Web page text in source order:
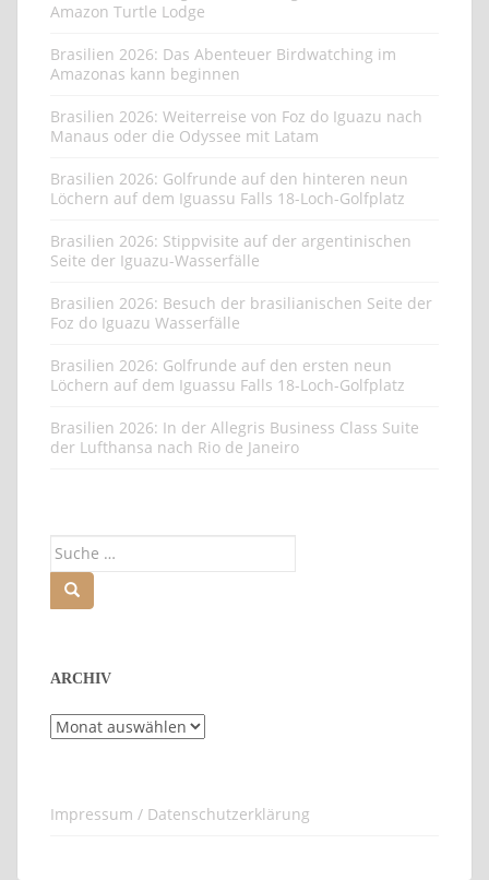
Amazon Turtle Lodge
Brasilien 2026: Das Abenteuer Birdwatching im
Amazonas kann beginnen
Brasilien 2026: Weiterreise von Foz do Iguazu nach
Manaus oder die Odyssee mit Latam
Brasilien 2026: Golfrunde auf den hinteren neun
Löchern auf dem Iguassu Falls 18-Loch-Golfplatz
Brasilien 2026: Stippvisite auf der argentinischen
Seite der Iguazu-Wasserfälle
Brasilien 2026: Besuch der brasilianischen Seite der
Foz do Iguazu Wasserfälle
Brasilien 2026: Golfrunde auf den ersten neun
Löchern auf dem Iguassu Falls 18-Loch-Golfplatz
Brasilien 2026: In der Allegris Business Class Suite
der Lufthansa nach Rio de Janeiro
ARCHIV
Archiv
Impressum / Datenschutzerklärung